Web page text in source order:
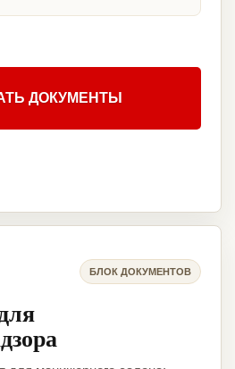
ДОКУМЕНТЫ
БЛОК ДОКУМЕНТОВ